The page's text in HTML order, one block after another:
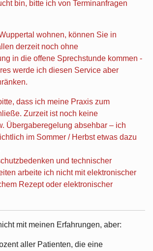
bin, bitte ich von Terminanfragen
wohnen, können Sie in
derzeit noch ohne
in die offene Sprechstunde kommen -
werde ich diesen Service aber
dass ich meine Praxis zum
Zurzeit ist noch keine
Übergaberegelung absehbar – ich
im Sommer / Herbst etwas dazu
und technischer
arbeite ich nicht mit elektronischer
Rezept oder elektronischer
mit meinen Erfahrungen, aber:
aller Patienten, die eine